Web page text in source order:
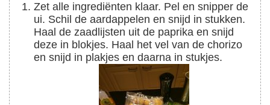
Zet alle ingrediënten klaar. Pel en snipper de
ui. Schil de aardappelen en snijd in stukken.
Haal de zaadlijsten uit de paprika en snijd
deze in blokjes. Haal het vel van de chorizo
en snijd in plakjes en daarna in stukjes.